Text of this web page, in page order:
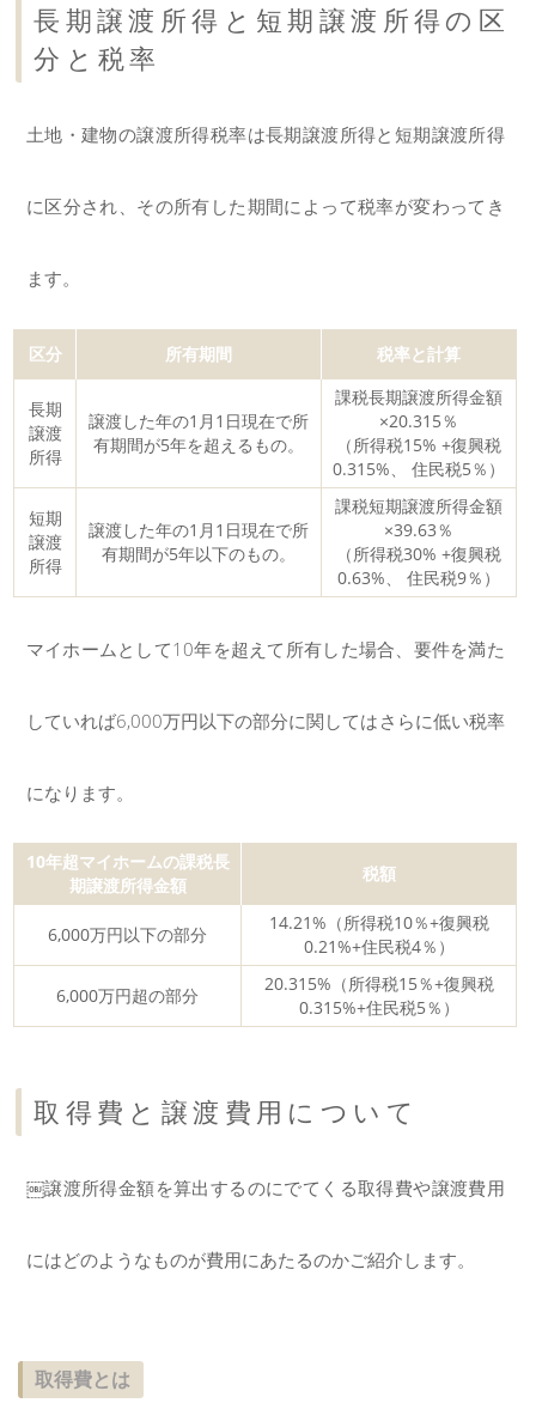
長期譲渡所得と短期譲渡所得の区
分と税率
土地・建物の譲渡所得税率は長期譲渡所得と短期譲渡所得
に区分され、その所有した期間によって税率が変わってき
ます。
区分 所有期間 税率と計算
長期
譲渡
所得
譲渡した年の1月1日現在で所
有期間が5年を超えるもの。
課税長期譲渡所得金額
×20.315％
（所得税15% +復興税
0.315%、 住民税5％）
短期
譲渡
所得
譲渡した年の1月1日現在で所
有期間が5年以下のもの。
課税短期譲渡所得金額
×39.63％
（所得税30% +復興税
0.63%、 住民税9％）
マイホームとして10年を超えて所有した場合、要件を満た
していれば6,000万円以下の部分に関してはさらに低い税率
になります。
10年超マイホームの課税長
期譲渡所得金額
税額
6,000万円以下の部分
14.21%（所得税10％+復興税
0.21%+住民税4％）
6,000万円超の部分
20.315%（所得税15％+復興税
0.315%+住民税5％）
取得費と譲渡費用について
￼譲渡所得金額を算出するのにでてくる取得費や譲渡費用
にはどのようなものが費用にあたるのかご紹介します。
取得費とは